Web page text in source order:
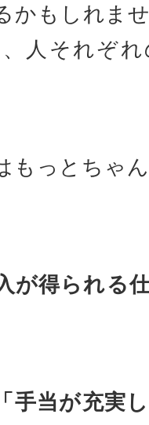
かもしれま
人それぞ
もっとちゃ
が得られる
手当が充実